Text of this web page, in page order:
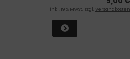
inkl. 19 % MwSt. zzgl. Versandkosten